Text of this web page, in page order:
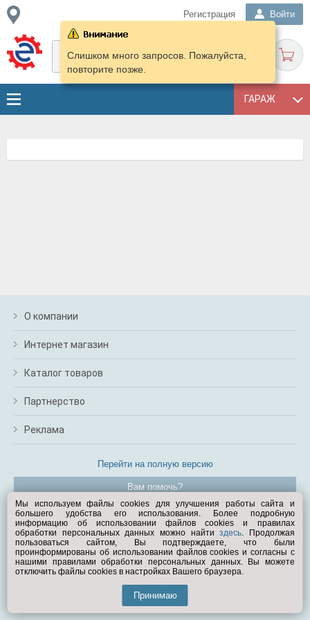
Регистрация Войти
ГАРАЖ
Слишком много запросов. Пожалуйста,
повторите позже.
О компании
Интернет магазин
Каталог товаров
Партнерство
Реклама
Перейти на полную версию
Вам помочь?
© Exist.ru 1998—2026
Мы используем файлы cookies для улучшения работы сайта и
большего удобства его использования. Более подробную
информацию об использовании файлов cookies и правилах
обработки персональных данных можно найтиздесь. Продолжая
пользоваться сайтом, Вы подтверждаете, что были
проинформированы об использовании файлов cookies и согласны с
нашими правилами обработки персональных данных. Вы можете
отключить файлы cookies в настройках Вашего браузера.
Принимаю